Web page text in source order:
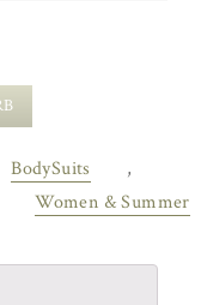
BodySuits
,
Women & Summer